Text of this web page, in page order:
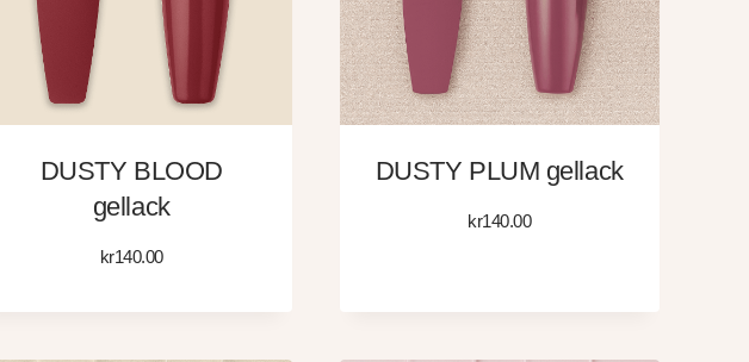
DUSTY BLOOD
gellack
kr140.00
DUSTY PLUM gellack
kr140.00